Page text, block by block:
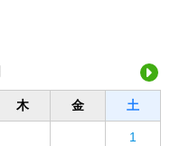
木 金 土
1